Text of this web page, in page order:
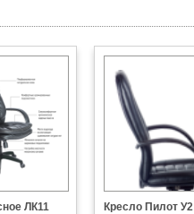
ЛК11 Кресло Пилот У2